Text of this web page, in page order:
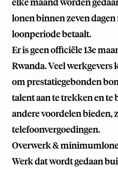
lonen binnen zeven dagen
loonperiode betaalt.
Er is geen officiële 13e
Rwanda. Veel werkgevers
om prestatiegebonden
talent aan te trekken en
andere voordelen bieden,
telefoonvergoedingen.
Overwerk &
Werk dat wordt gedaan